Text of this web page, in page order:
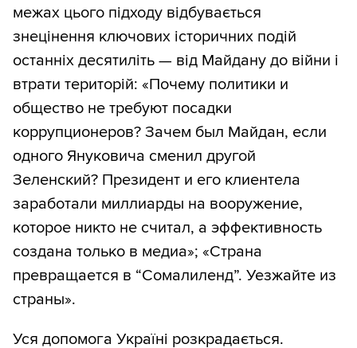
межах цього підходу відбувається
знецінення ключових історичних подій
останніх десятиліть — від Майдану до війни і
втрати територій: «Почему политики и
общество не требуют посадки
коррупционеров? Зачем был Майдан, если
одного Януковича сменил другой
Зеленский? Президент и его клиентела
заработали миллиарды на вооружение,
которое никто не считал, а эффективность
создана только в медиа»; «Страна
превращается в “Сомалиленд”. Уезжайте из
страны».
Уся допомога Україні розкрадається.